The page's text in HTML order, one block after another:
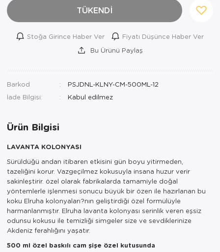
TÜKENDİ
Stoğa Girince Haber Ver
Fiyatı Düşünce Haber Ver
Bu Ürünü Paylaş
Barkod
PSJDNL-KLNY-CM-500ML-12
İade Bilgisi:
Ürün Bilgisi
LAVANTA KOLONYASI
Sürüldüğü andan itibaren etkisini gün boyu yitirmeden,
tazeliğini korur. Vazgeçilmez kokusuyla insana huzur verir
sakinleştirir. özel olarak fabrikalarda tamamiyle doğal
yöntemlerle işlenmesi sonucu büyük bir özen ile hazırlanan bu
koku Elruha kolonyaları?nın geliştirdiği özel formülüyle
harmanlanmıştır. Elruha lavanta kolonyası serinlik veren eşsiz
odunsu kokusu ile temizliği simgeler size ve sevdiklerinize
Akdeniz ferahlığını yaşatır.
500 ml özel baskılı cam şişe özel kutusunda